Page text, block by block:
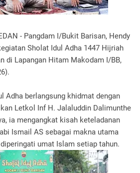
- Pangdam I/Bukit Barisan, Hendy
Sholat Idul Adha 1447 Hijriah
di Lapangan Hitam Makodam I/BB,
Adha berlangsung khidmat dengan
Letkol Inf H. Jalaluddin Dalimunthe
ia mengangkat kisah keteladanan
Ismail AS sebagai makna utama
diperingati umat Islam setiap tahun.